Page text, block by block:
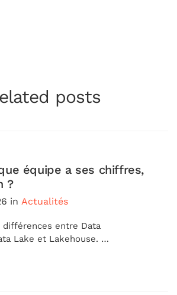
posts
équipe a ses chiffres,
?
in Actualités
différences entre Data
Lake et Lakehouse. …